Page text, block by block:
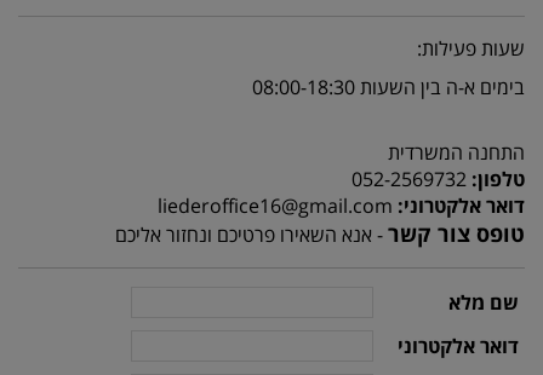
שעות פעילות:
בימים א-ה בין השעות 08:00-18:30
התחנה המשרדית
טלפון:
052-2569732
דואר אלקטרוני:
liederoffice16@gmail.com
טופס צור קשר- אנא השאירו פרטיכם ונחזור אליכם
שם מלא
דואר אלקטרוני